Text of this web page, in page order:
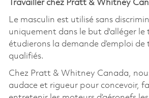
Travailler chez Pratt & Whitney
Le masculin est utilisé sans
uniquement dans le but d'alléger le
étudierons la demande d’emploi de
qualifiés.
Chez Pratt & Whitney Canada,
audace et rigueur pour concevoir,